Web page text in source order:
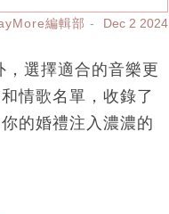
編輯部 Dec 2 2024
選擇適合的音樂更
情歌名單，收錄了
的婚禮注入濃濃的